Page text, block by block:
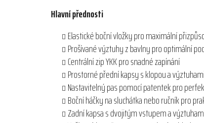
Hlavní přednosti
Elastické boční vložky pro maximální
Prošívané výztuhy z bavlny pro optimální
Centrální zip YKK pro snadné zapínání
Prostorné přední kapsy s klopou a
Nastavitelný pas pomocí patentek pro
Boční háčky na sluchátka nebo ručník pro
Zadní kapsa s dvojitým vstupem a